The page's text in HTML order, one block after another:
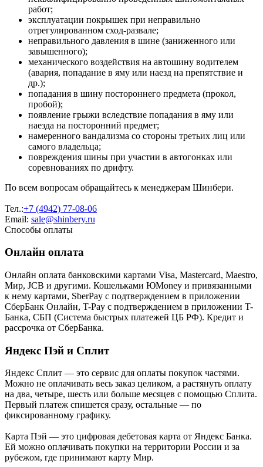
работ;
эксплуатации покрышек при неправильно
отрегулированном сход-развале;
неправильного давления в шине (заниженного или
завышенного);
механического воздействия на автошину водителем
(авария, попадание в яму или наезд на препятствие и
др.);
попадания в шину постороннего предмета (прокол,
пробой);
появление грыжи вследствие попадания в яму или
наезда на посторонний предмет;
намеренного вандализма со стороны третьих лиц или
самого владельца;
повреждения шины при участии в автогонках или
соревнованиях по дрифту.
По всем вопросам обращайтесь к менеджерам Шинбери.
Тел.:+7 (4942) 77-08-06
Email: sale@shinbery.ru
Способы оплаты
Онлайн оплата
Онлайн оплата банковскими картами Visa, Mastercard, Maestro,
Мир, JCB и другими. Кошельками ЮMoney и привязанными
к нему картами, SberPay с подтверждением в приложении
СберБанк Онлайн, T-Pay с подтверждением в приложении T-
Банка, СБП (Система быстрых платежей ЦБ РФ). Кредит и
рассрочка от СберБанка.
Яндекс Пэй и Сплит
Яндекс Cплит — это сервис для оплаты покупок частями.
Можно не оплачивать весь заказ целиком, а растянуть оплату
на два, четыре, шесть или больше месяцев с помощью Сплита.
Первый платеж спишется сразу, остальные — по
фиксированному графику.
Карта Пэй — это цифровая дебетовая карта от Яндекс Банка.
Ей можно оплачивать покупки на территории России и за
рубежом, где принимают карту Мир.